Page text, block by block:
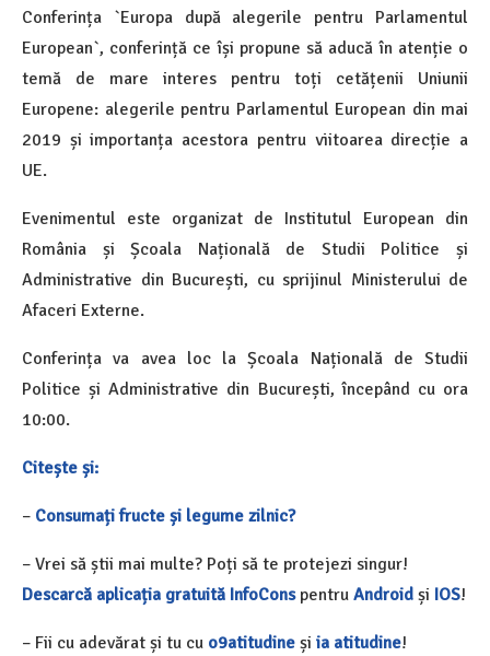
Conferința `Europa după alegerile pentru Parlamentul
European`, conferință ce își propune să aducă în atenție o
temă de mare interes pentru toți cetățenii Uniunii
Europene: alegerile pentru Parlamentul European din mai
2019 și importanța acestora pentru viitoarea direcție a
UE.
Evenimentul este organizat de Institutul European din
România și Școala Națională de Studii Politice și
Administrative din București, cu sprijinul Ministerului de
Afaceri Externe.
Conferința va avea loc la Școala Națională de Studii
Politice și Administrative din București, începând cu ora
10:00.
Citește și:
– Consumați fructe și legume zilnic?
– Vrei să știi mai multe? Poți să te protejezi singur!
Descarcă aplicația gratuită InfoCons pentru Android și IOS!
– Fii cu adevărat și tu cu o9atitudine și ia atitudine!